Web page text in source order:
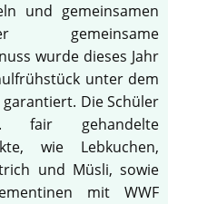
und gemeinsamen
gemeinsame
wurde dieses Jahr
unter dem
garantiert. Die Schüler
fair gehandelte
wie Lebkuchen,
und Müsli, sowie
mit WWF